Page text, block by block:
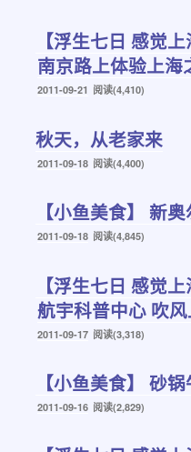
【浮生七日 感觉
南京路上体验上海
发
2011-09-21 阅读(4,410)
秋天，从老家来
发
2011-09-18 阅读(4,400)
【小鱼美食】 新
发
2011-09-18 阅读(4,845)
【浮生七日 感觉
航宇科普中心 吹
发
2011-09-17 阅读(3,318)
【小鱼美食】 砂
发
2011-09-16 阅读(2,829)